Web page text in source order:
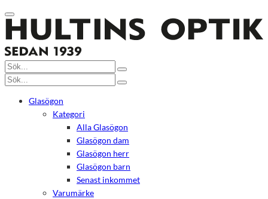
Glasögon
Kategori
Alla Glasögon
Glasögon dam
Glasögon herr
Glasögon barn
Senast inkommet
Varumärke